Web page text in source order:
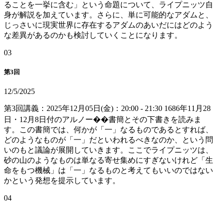
ることを一挙に含む」という命題について、ライプニッツ自
身が解説を加えています。さらに、単に可能的なアダムと、
じっさいに現実世界に存在するアダムのあいだにはどのよう
な差異があるのかも検討していくことになります。
03
第3回
12/5/2025
第3回講義：2025年12月05日(金)：20:00 - 21:30 1686年11月28
日・12月8日付のアルノー��書簡とその下書きを読みま
す。この書簡では、何かが「一」なるものであるとすれば、
どのようなものが「一」だといわれるべきなのか、という問
いのもと議論が展開していきます。ここでライプニッツは、
砂の山のようなものは単なる寄せ集めにすぎないけれど「生
命をもつ機械」は「一」なるものと考えてもいいのではない
かという発想を提示しています。
04